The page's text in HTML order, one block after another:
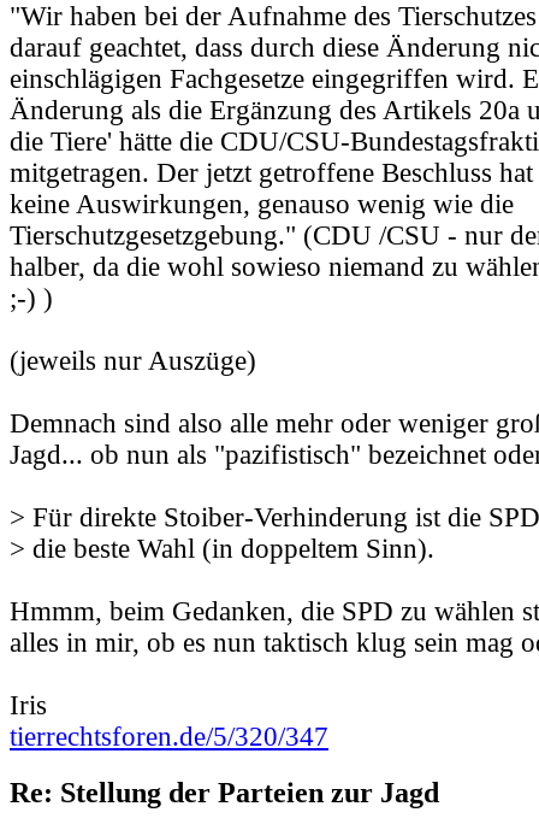
"Wir haben bei der Aufnahme des
darauf geachtet, dass durch diese Änderung
einschlägigen Fachgesetze eingegriffen wird.
Änderung als die Ergänzung des Artikels 20a
die Tiere' hätte die CDU/CSU-
mitgetragen. Der jetzt getroffene Beschluss
keine Auswirkungen, genauso wenig wie die
Tierschutzgesetzgebung." (CDU /CSU - nur
halber, da die wohl sowieso niemand zu
;-) )
(jeweils nur Auszüge)
Demnach sind also alle mehr oder weniger
Jagd... ob nun als "pazifistisch" bezeichnet
> Für direkte Stoiber-Verhinderung ist die
> die beste Wahl (in doppeltem Sinn).
Hmmm, beim Gedanken, die SPD zu wählen
alles in mir, ob es nun taktisch klug sein mag
Iris
tierrechtsforen.de/5/320/347
Re: Stellung der Parteien zur Jagd